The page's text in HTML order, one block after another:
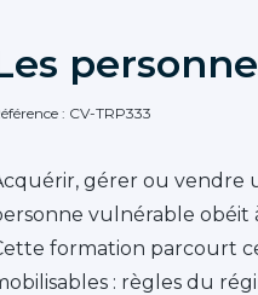
: CV-TRP333
gérer ou vendre
vulnérable obéit
formation parcourt
: règles du